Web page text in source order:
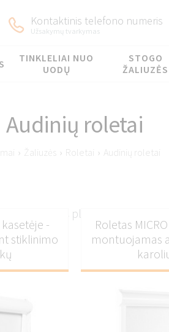
Kontaktinis telefono numeris
Užsakymų tvarkymas
TINKLELIAI NUO
UODŲ
STOGO
ŽALIUZĖS
Audinių roletai
› Žaliuzės › Roletai › Audinių roletai
žaliuzės iš plataus audinių
kasetėje -
stiklinimo
Roletas
montuojamas